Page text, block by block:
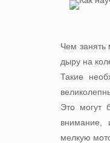
Чем занять
дыру на
Такие
Это могут
внимание,
мелкую